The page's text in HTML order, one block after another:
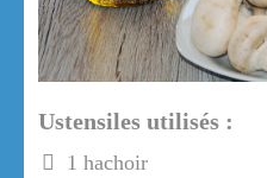
Ustensiles utilisés :
1 hachoir